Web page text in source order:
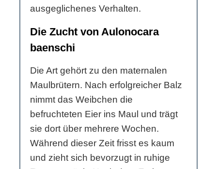
ausgeglichenes Verhalten.
Die Zucht von Aulonocara
baenschi
Die Art gehört zu den maternalen
Maulbrütern. Nach erfolgreicher Balz
nimmt das Weibchen die
befruchteten Eier ins Maul und trägt
sie dort über mehrere Wochen.
Während dieser Zeit frisst es kaum
und zieht sich bevorzugt in ruhige